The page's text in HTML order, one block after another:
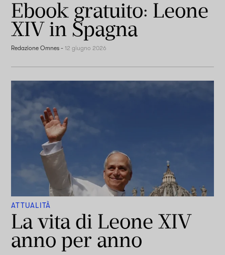
Ebook gratuito: Leone
XIV in Spagna
Redazione Omnes -12 giugno 2026
ATTUALITÀ
La vita di Leone XIV
anno per anno